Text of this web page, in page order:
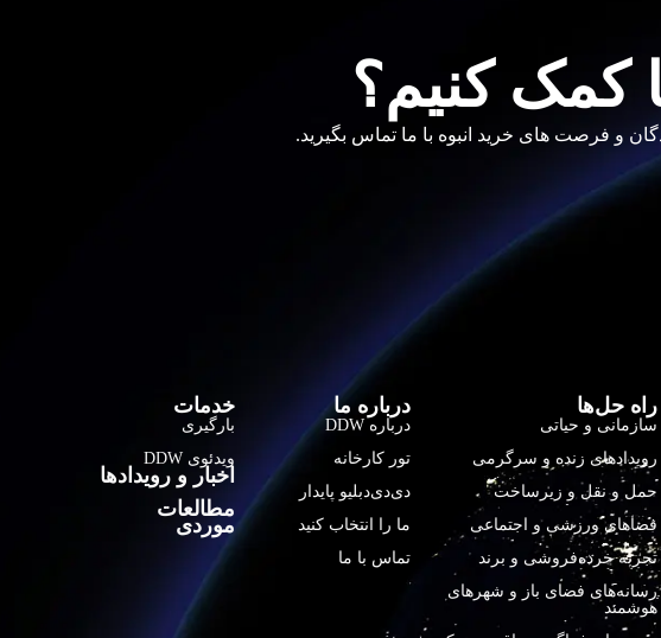
کمک کنیم؟
راه حل‌ها
سازمانی و حیاتی
رویدادهای زنده و سرگرمی
حمل و نقل و زیرساخت
فضاهای ورزشی و اجتماعی
تجربه خرده‌فروشی و برند
رسانه‌های فضای باز و شهرهای
هوشمند
درباره ما
درباره DDW
تور کارخانه
دی‌دی‌دبلیو پایدار
ما را انتخاب کنید
تماس با ما
خدمات
بارگیری
ویدئوی DDW
اخبار و رویدادها
مطالعات
موردی